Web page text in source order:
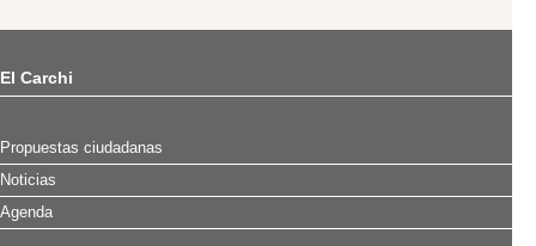
El Carchi
Propuestas ciudadanas
Noticias
Agenda